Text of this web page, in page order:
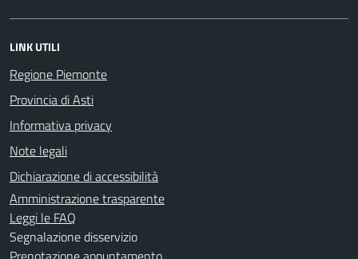
LINK UTILI
Regione Piemonte
Provincia di Asti
Informativa privacy
Note legali
Dichiarazione di accessibilità
Amministrazione trasparente
Leggi le FAQ
Segnalazione disservizio